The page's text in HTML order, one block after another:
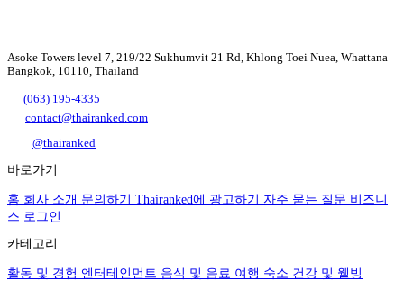
Asoke Towers level 7, 219/22 Sukhumvit 21 Rd, Khlong Toei Nuea, Whattana
Bangkok, 10110, Thailand
(063) 195-4335
contact@thairanked.com
@thairanked
바로가기
홈 회사 소개 문의하기 Thairanked에 광고하기 자주 묻는 질문 비즈니
스 로그인
카테고리
활동 및 경험 엔터테인먼트 음식 및 음료 여행 숙소 건강 및 웰빙